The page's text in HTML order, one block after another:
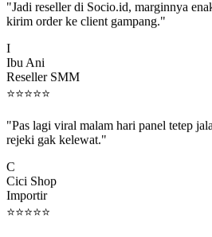
kirim order ke client gampang."
Ibu Ani
Reseller SMM
⭐⭐⭐⭐⭐
rejeki gak kelewat."
Cici Shop
Importir
⭐⭐⭐⭐⭐